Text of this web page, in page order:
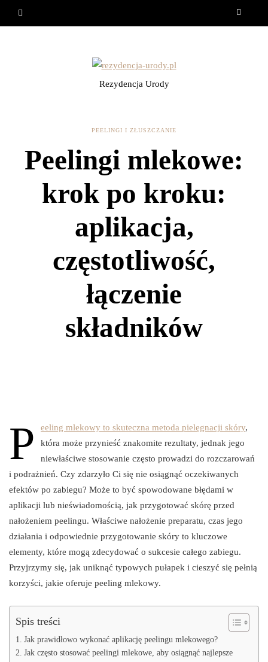
Rezydencja Urody
PEELINGI I ZŁUSZCZANIE
Peelingi mlekowe:
krok po kroku:
aplikacja,
częstotliwość,
łączenie
składników
P eeling mlekowy to skuteczna metoda pielęgnacji skóry,
która może przynieść znakomite rezultaty, jednak jego
niewłaściwe stosowanie często prowadzi do rozczarowań
i podrażnień. Czy zdarzyło Ci się nie osiągnąć oczekiwanych
efektów po zabiegu? Może to być spowodowane błędami w
aplikacji lub nieświadomością, jak przygotować skórę przed
nałożeniem peelingu. Właściwe nałożenie preparatu, czas jego
działania i odpowiednie przygotowanie skóry to kluczowe
elementy, które mogą zdecydować o sukcesie całego zabiegu.
Przyjrzymy się, jak uniknąć typowych pułapek i cieszyć się pełnią
korzyści, jakie oferuje peeling mlekowy.
Spis treści
Jak prawidłowo wykonać aplikację peelingu mlekowego?
Jak często stosować peelingi mlekowe, aby osiągnąć najlepsze